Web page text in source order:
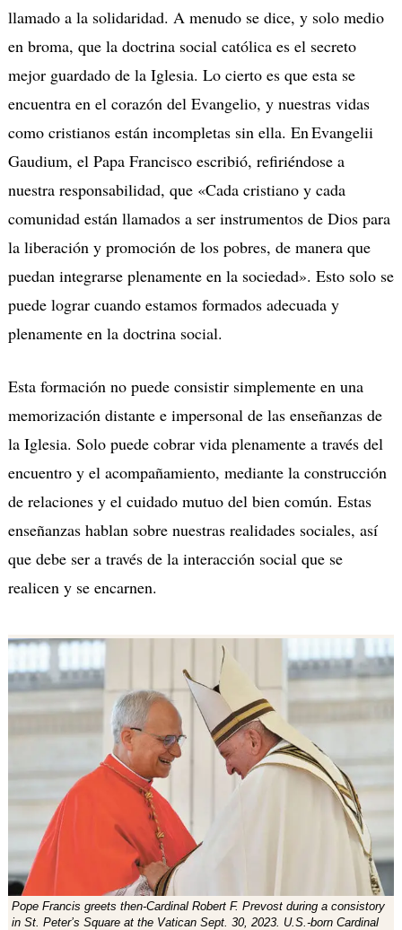
llamado a la solidaridad. A menudo se dice, y solo medio
en broma, que la doctrina social católica es el secreto
mejor guardado de la Iglesia. Lo cierto es que esta se
encuentra en el corazón del Evangelio, y nuestras vidas
como cristianos están incompletas sin ella. En Evangelii
Gaudium, el Papa Francisco escribió, refiriéndose a
nuestra responsabilidad, que «Cada cristiano y cada
comunidad están llamados a ser instrumentos de Dios para
la liberación y promoción de los pobres, de manera que
puedan integrarse plenamente en la sociedad». Esto solo se
puede lograr cuando estamos formados adecuada y
plenamente en la doctrina social.
Esta formación no puede consistir simplemente en una
memorización distante e impersonal de las enseñanzas de
la Iglesia. Solo puede cobrar vida plenamente a través del
encuentro y el acompañamiento, mediante la construcción
de relaciones y el cuidado mutuo del bien común. Estas
enseñanzas hablan sobre nuestras realidades sociales, así
que debe ser a través de la interacción social que se
realicen y se encarnen.
Pope Francis greets then-Cardinal Robert F. Prevost during a consistory
in St. Peter’s Square at the Vatican Sept. 30, 2023. U.S.-born Cardinal